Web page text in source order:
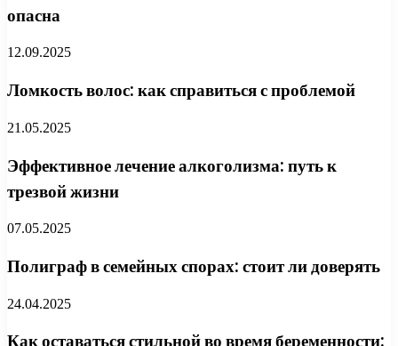
опасна
12.09.2025
Ломкость волос: как справиться с проблемой
21.05.2025
Эффективное лечение алкоголизма: путь к
трезвой жизни
07.05.2025
Полиграф в семейных спорах: стоит ли доверять
24.04.2025